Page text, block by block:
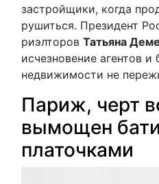
застройщики, когда
рушиться. Президент
риэлторов Татьяна
исчезновение агентов
недвижимости не
Париж, черт
вымощен
платочками